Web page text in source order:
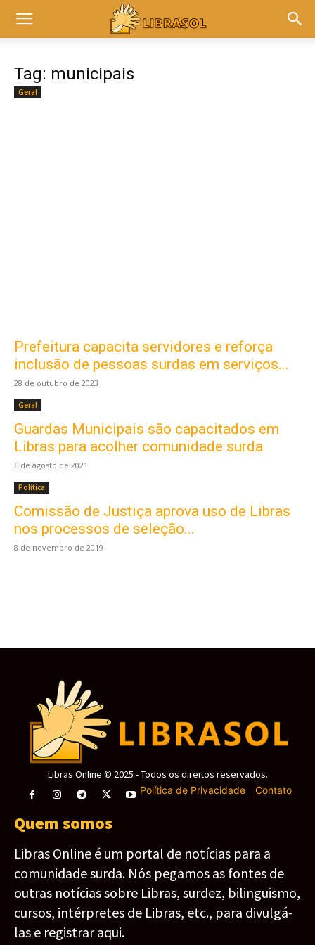
Tag: municipais
Geral
Prefeitura capacita servidores e reforça
inclusão de pessoas surdas em serviços...
28 de outubro de 2023
Geral
Guardas Municipais são capacitados em
Libras para acolher comunidade surda
6 de agosto de 2021
Política
Comissão de Justiça aprova uso de Libras
nos processos de seleção...
8 de novembro de 2019
Este site usa cookies para garantir que você
obtenha a melhor experiência em nosso site.
Ao usar nosso site você consente cookies.
Libras Online © 2025 - Todos os direitos reservados.
Política de Privacidade- Contato
Quem somos
Libras Online é um portal de notícias para a
comunidade surda. Nós pegamos as fontes de
outras notícias sobre Libras, surdez, bilinguismo,
cursos, intérpretes de Libras, etc., para divulgá-
las e registrar aqui.